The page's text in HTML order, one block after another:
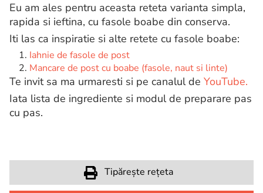
Eu am ales pentru aceasta reteta varianta simpla,
rapida si ieftina, cu fasole boabe din conserva.
Iti las ca inspiratie si alte retete cu fasole boabe:
Iahnie de fasole de post
Mancare de post cu boabe (fasole, naut si linte)
Te invit sa ma urmaresti si pe canalul de YouTube.
Iata lista de ingrediente si modul de preparare pas
cu pas.
Tipărește rețeta